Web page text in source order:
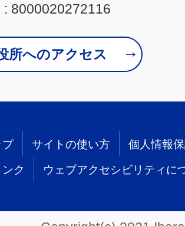
: 8000020272116
所へのアクセス
サイトの使い方 個人情報
ク ウェブアクセシビリティに